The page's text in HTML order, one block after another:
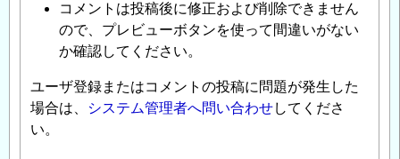
コメントは投稿後に修正および削除できません
ので、プレビューボタンを使って間違いがない
か確認してください。
ユーザ登録またはコメントの投稿に問題が発生した
場合は、
システム管理者へ問い合わせしてくださ
い。